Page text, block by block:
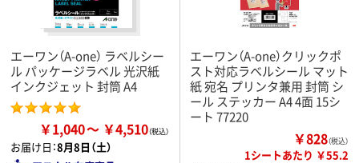
エーワン（A-one） ラベルシー
ル パッケージラベル 光沢紙
インクジェット 封筒 A4
￥1,040 ￥4,510
お届け日：8月8日（土）
エーワン（A-one）クリックポ
スト対応ラベルシール マット
紙 宛名 プリンタ兼用 封筒 シ
ール ステッカー A4 4面 15シ
ート 77220
￥828（税込）
1シートあたり ￥55.2